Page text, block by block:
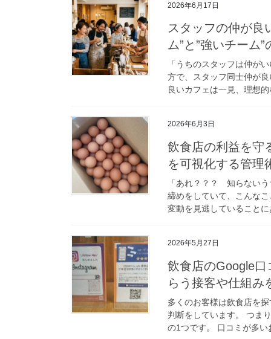
2026年6月17日
スタッフの仲が良
ム”と”強いチーム
「うちのスタッフは仲が
方で、スタッフ同士仲が
良いカフェは一見、理想
2026年6月3日
飲食店の利益を守
を可視化する管理
「あれ？？？ 知らない
締めをしていて、こんな
変動を見逃していること
2026年5月27日
飲食店のGoogle口
らう接客や仕組み
多くのお客様は飲食店を
判断をしています。 つま
の1つです。 口コミが多